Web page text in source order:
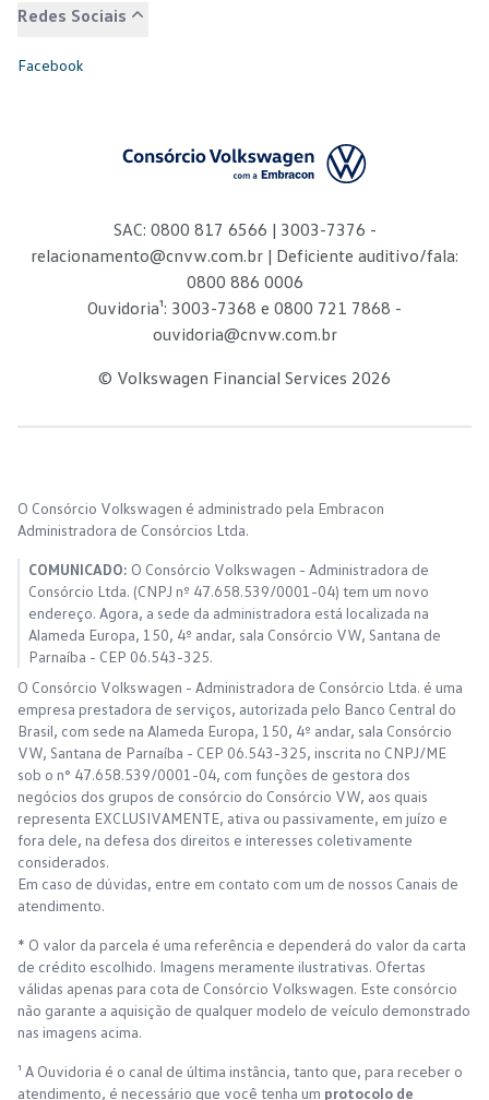
Redes Sociais
Facebook
SAC: 0800 817 6566 | 3003-7376 -
relacionamento@cnvw.com.br | Deficiente auditivo/fala:
0800 886 0006
Ouvidoria¹: 3003-7368 e 0800 721 7868 -
ouvidoria@cnvw.com.br
© Volkswagen Financial Services 2026
O Consórcio Volkswagen é administrado pela Embracon
Administradora de Consórcios Ltda.
COMUNICADO: O Consórcio Volkswagen - Administradora de
Consórcio Ltda. (CNPJ nº 47.658.539/0001-04) tem um novo
endereço. Agora, a sede da administradora está localizada na
Alameda Europa, 150, 4º andar, sala Consórcio VW, Santana de
Parnaíba - CEP 06.543-325.
O Consórcio Volkswagen - Administradora de Consórcio Ltda. é uma
empresa prestadora de serviços, autorizada pelo Banco Central do
Brasil, com sede na Alameda Europa, 150, 4º andar, sala Consórcio
VW, Santana de Parnaíba - CEP 06.543-325, inscrita no CNPJ/ME
sob o n° 47.658.539/0001-04, com funções de gestora dos
negócios dos grupos de consórcio do Consórcio VW, aos quais
representa EXCLUSIVAMENTE, ativa ou passivamente, em juízo e
fora dele, na defesa dos direitos e interesses coletivamente
considerados.
Em caso de dúvidas, entre em contato com um de nossos Canais de
atendimento.
* O valor da parcela é uma referência e dependerá do valor da carta
de crédito escolhido. Imagens meramente ilustrativas. Ofertas
válidas apenas para cota de Consórcio Volkswagen. Este consórcio
não garante a aquisição de qualquer modelo de veículo demonstrado
nas imagens acima.
¹ A Ouvidoria é o canal de última instância, tanto que, para receber o
atendimento, é necessário que você tenha um protocolo de